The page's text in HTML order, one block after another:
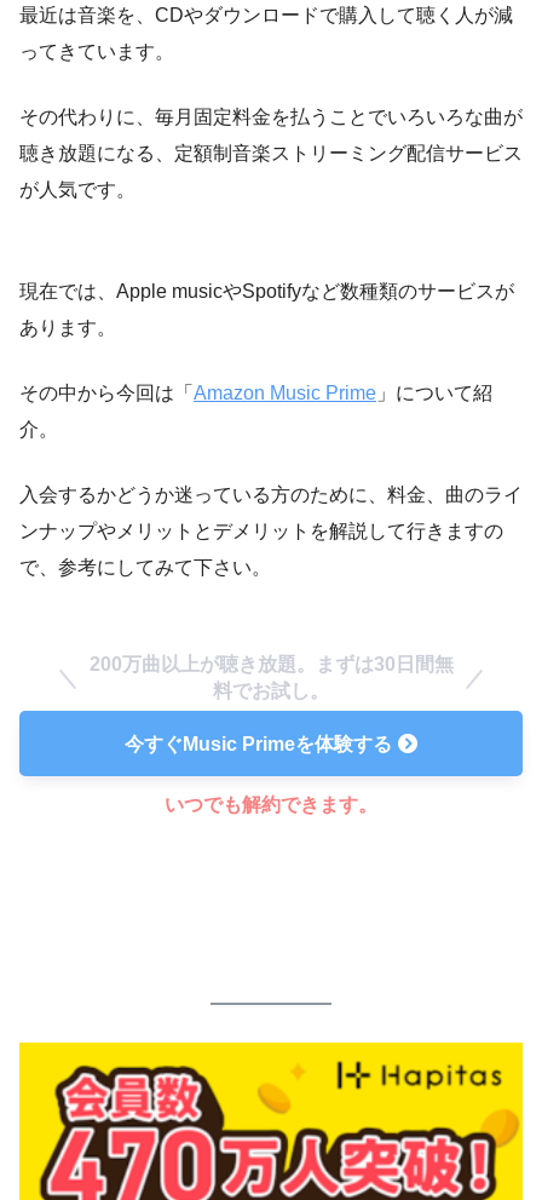
最近は音楽を、CDやダウンロードで購入して聴く人が減
ってきています。
その代わりに、毎月固定料金を払うことでいろいろな曲が
聴き放題になる、定額制音楽ストリーミング配信サービス
が人気です。
現在では、Apple musicやSpotifyなど数種類のサービスが
あります。
その中から今回は「 Amazon Music Prime 」について紹
介。
入会するかどうか迷っている方のために、料金、曲のライ
ンナップやメリットとデメリットを解説して行きますの
で、参考にしてみて下さい。
200万曲以上が聴き放題。まずは30日間無
料でお試し。
今すぐMusic Primeを体験する
いつでも解約できます。